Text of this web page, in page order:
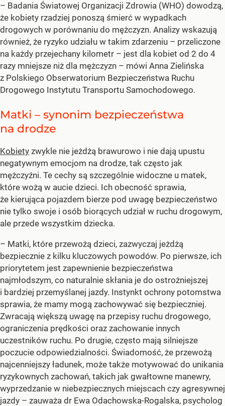
– Badania Światowej Organizacji Zdrowia (WHO) dowodzą,
że kobiety rzadziej ponoszą śmierć w wypadkach
drogowych w porównaniu do mężczyzn. Analizy wskazują
również, że ryzyko udziału w takim zdarzeniu – przeliczone
na każdy przejechany kilometr – jest dla kobiet od 2 do 4
razy mniejsze niż dla mężczyzn – mówi Anna Zielińska
z Polskiego Obserwatorium Bezpieczeństwa Ruchu
Drogowego Instytutu Transportu Samochodowego.
Matki – synonim bezpieczeństwa
na drodze
Kobiety zwykle nie jeżdżą brawurowo i nie dają upustu
negatywnym emocjom na drodze, tak często jak
mężczyźni. Te cechy są szczególnie widoczne u matek,
które wożą w aucie dzieci. Ich obecność sprawia,
że kierująca pojazdem bierze pod uwagę bezpieczeństwo
nie tylko swoje i osób biorących udział w ruchu drogowym,
ale przede wszystkim dziecka.
– Matki, które przewożą dzieci, zazwyczaj jeżdżą
bezpiecznie z kilku kluczowych powodów. Po pierwsze, ich
priorytetem jest zapewnienie bezpieczeństwa
najmłodszym, co naturalnie skłania je do ostrożniejszej
i bardziej przemyślanej jazdy. Instynkt ochrony potomstwa
sprawia, że mamy mogą zachowywać się bezpieczniej.
Zwracają większą uwagę na przepisy ruchu drogowego,
ograniczenia prędkości oraz zachowanie innych
uczestników ruchu. Po drugie, często mają silniejsze
poczucie odpowiedzialności. Świadomość, że przewożą
najcenniejszy ładunek, może także motywować do unikania
ryzykownych zachowań, takich jak gwałtowne manewry,
wyprzedzanie w niebezpiecznych miejscach czy agresywnej
jazdy – zauważa dr Ewa Odachowska-Rogalska, psycholog